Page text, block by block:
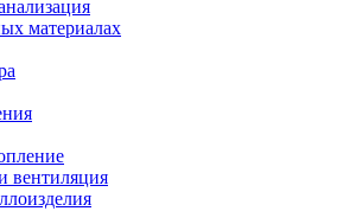
материалах
вентиляция